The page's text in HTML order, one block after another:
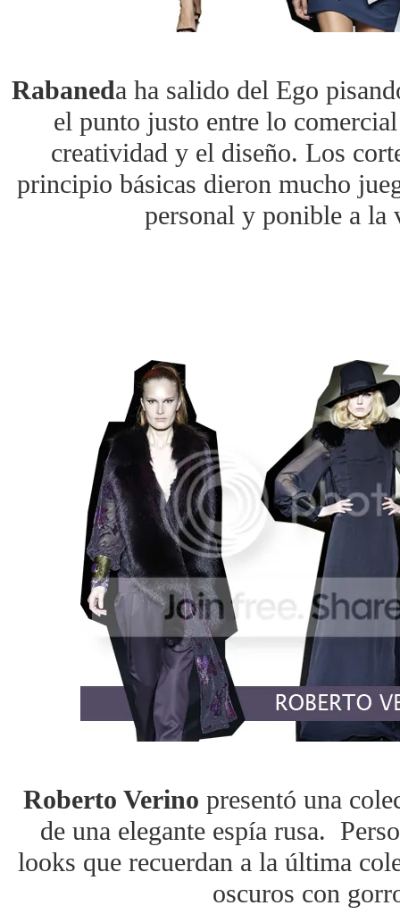
Rabaneda ha salido del Ego
el punto justo entre lo
creatividad y el diseño. Los
principio básicas dieron mucho
personal y ponible a la
Roberto Verino presentó una
de una elegante espía rusa.
looks que recuerdan a la última
oscuros con